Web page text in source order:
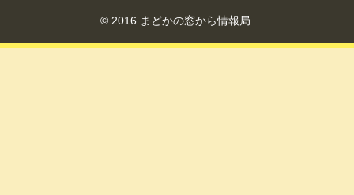
© 2016 まどかの窓から情報局.